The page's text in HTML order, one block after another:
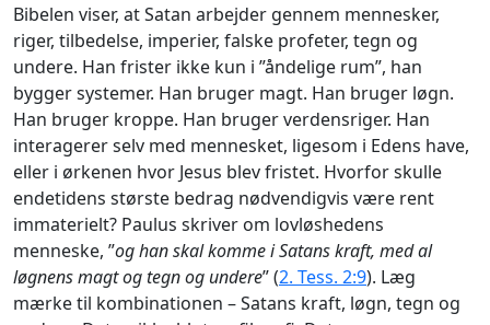
Bibelen viser, at Satan arbejder gennem mennesker,
riger, tilbedelse, imperier, falske profeter, tegn og
undere. Han frister ikke kun i ”åndelige rum”, han
bygger systemer. Han bruger magt. Han bruger løgn.
Han bruger kroppe. Han bruger verdensriger. Han
interagerer selv med mennesket, ligesom i Edens have,
eller i ørkenen hvor Jesus blev fristet. Hvorfor skulle
endetidens største bedrag nødvendigvis være rent
immaterielt? Paulus skriver om lovløshedens
menneske, ”og han skal komme i Satans kraft, med al
løgnens magt og tegn og undere” (2. Tess. 2:9). Læg
mærke til kombinationen – Satans kraft, løgn, tegn og